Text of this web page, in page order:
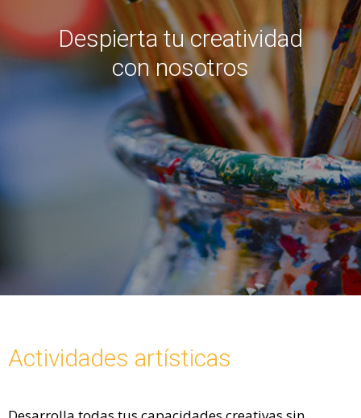
Despierta tu creatividad
con nosotros
Actividades artísticas